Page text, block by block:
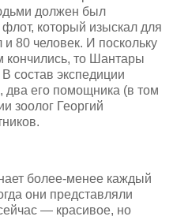
должен был
который изыскал для
80 человек. И поскольку
кончились, то Шантары
состав экспедиции
два его помощника (в том
зоолог Георгий
более-менее каждый
они представляли
— красивое, но